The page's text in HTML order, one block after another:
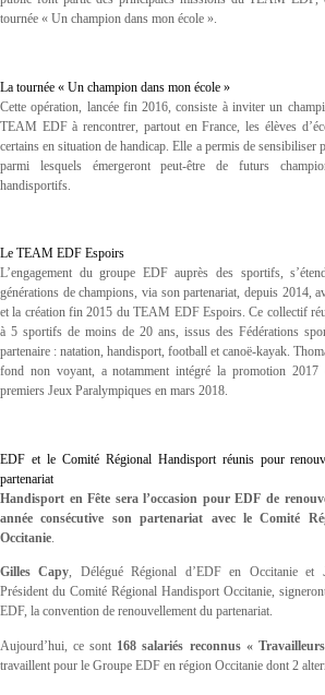
tournée « Un champion dans mon école ».
La tournée « Un champion dans mon école »
Cette opération, lancée fin 2016, consiste à inviter un
TEAM EDF à rencontrer, partout en France, les élèves
certains en situation de handicap. Elle a permis de sensibiliser
parmi lesquels émergeront peut-être de futurs
handisportifs.
Le TEAM EDF Espoirs
L’engagement du groupe EDF auprès des sportifs,
générations de champions, via son partenariat, depuis 2014,
et la création fin 2015 du TEAM EDF Espoirs. Ce collectif
à 5 sportifs de moins de 20 ans, issus des Fédérations
partenaire : natation, handisport, football et canoë-kayak.
fond non voyant, a notamment intégré la promotion 2017
premiers Jeux Paralympiques en mars 2018.
EDF et le Comité Régional Handisport réunis pour
partenariat
Handisport en Fête sera l’occasion pour EDF de
année consécutive son partenariat avec le Comité
Occitanie.
Gilles Capy, Délégué Régional d’EDF en Occitanie et
Président du Comité Régional Handisport Occitanie,
EDF, la convention de renouvellement du partenariat.
Aujourd’hui, ce sont 168 salariés reconnus «
travaillent pour le Groupe EDF en région Occitanie dont 2